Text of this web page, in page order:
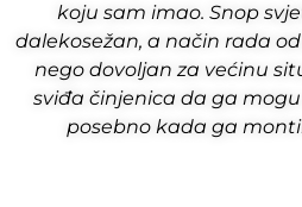
koju sam imao. Snop
dalekosežan, a način rada
nego dovoljan za većinu
sviđa činjenica da ga
posebno kada ga